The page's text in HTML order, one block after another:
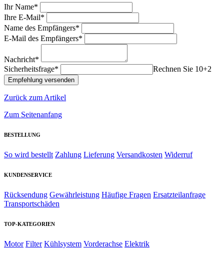
Ihr Name*
Ihre E-Mail*
Name des Empfängers*
E-Mail des Empfängers*
Nachricht*
Sicherheitsfrage*
Rechnen Sie 10+2
Zurück zum Artikel
Zum Seitenanfang
BESTELLUNG
So wird bestellt Zahlung Lieferung Versandkosten Widerruf
KUNDENSERVICE
Rücksendung Gewährleistung Häufige Fragen Ersatzteilanfrage
Transportschäden
TOP-KATEGORIEN
Motor Filter Kühlsystem Vorderachse Elektrik